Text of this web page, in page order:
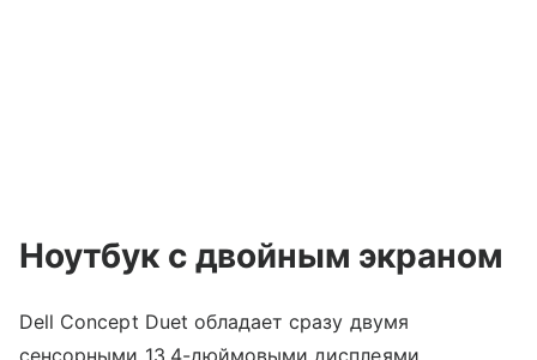
Ноутбук с двойным экраном
Dell Concept Duet обладает сразу двумя
сенсорными 13,4-дюймовыми дисплеями.